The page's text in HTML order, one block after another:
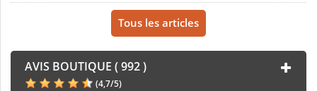
Tous les articles
AVIS BOUTIQUE ( 992 )
(4,7/5)